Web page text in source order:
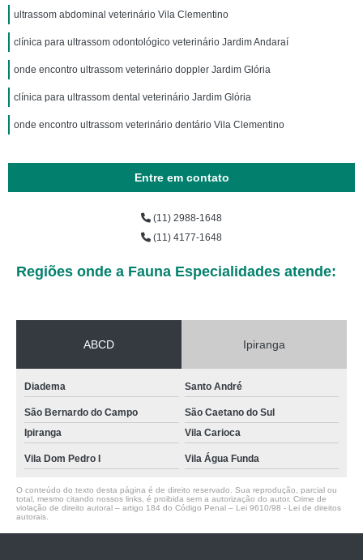
ultrassom abdominal veterinário Vila Clementino
clínica para ultrassom odontológico veterinário Jardim Andaraí
onde encontro ultrassom veterinário doppler Jardim Glória
clínica para ultrassom dental veterinário Jardim Glória
onde encontro ultrassom veterinário dentário Vila Clementino
Entre em contato
(11) 2988-1648
(11) 4177-1648
Regiões onde a Fauna Especialidades atende:
ABCD Ipiranga
Diadema Santo André
São Bernardo do Campo
São Caetano do Sul
Ipiranga
Vila Carioca
Vila Dom Pedro I Vila Água Funda
O conteúdo do texto desta página é de direito reservado. Sua reprodução, parcial ou
total, mesmo citando nossos links, é proibida sem a autorização do autor. Crime de
violação de direito autoral – artigo 184 do Código Penal – Lei 9610/98 - Lei de direitos
autorais